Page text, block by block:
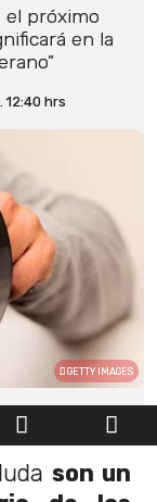
el próximo
en la
12:40 hrs
GETTY IMAGES
son un